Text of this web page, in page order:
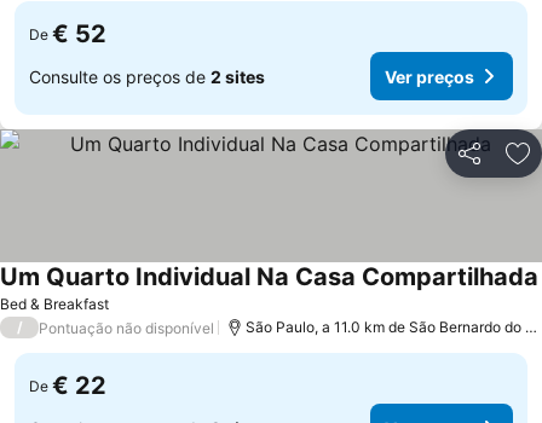
De € 52
Consulte os preços de 2 sites Ver preços
Partilhar
Bed & Breakfast
Um Quarto Individual Na Casa Compartilhada
/ Pontuação não disponível São Paulo, a 11.0 km de São Bernardo do Campo
De € 22